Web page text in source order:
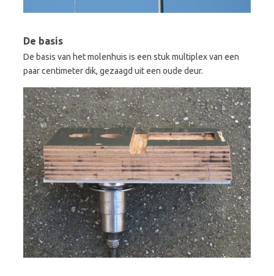
De basis
De basis van het molenhuis is een stuk multiplex van een
paar centimeter dik, gezaagd uit een oude deur.